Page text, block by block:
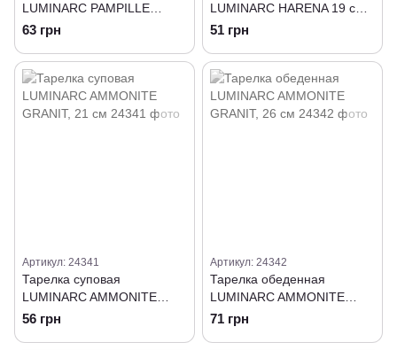
LUMINARC PAMPILLE
WHITE 19 см
63 грн
LUMINARC HARENA 19 см
(N5414)
51 грн
Артикул: 24341
Тарелка суповая
LUMINARC AMMONITE
GRANIT, 21 см
56 грн
Артикул: 24342
Тарелка обеденная
LUMINARC AMMONITE
GRANIT, 26 см
71 грн